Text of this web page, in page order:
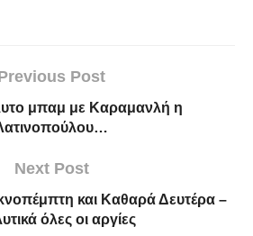
Post
μπαμ με Καραμανλή η
Next Post
και Καθαρά Δευτέρα –
όλες οι αργίες